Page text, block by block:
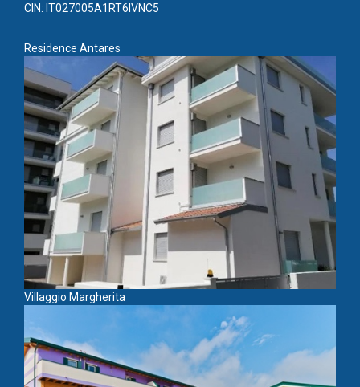
CIN: IT027005A1RT6IVNC5
Residence Antares
Villaggio Margherita